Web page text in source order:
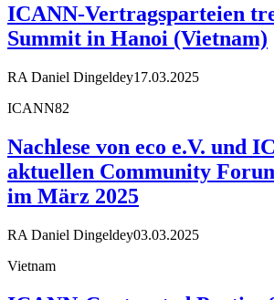
ICANN-Vertragsparteien
Summit in Hanoi (Vietnam)
RA Daniel Dingeldey17.03.2025
ICANN82
Nachlese von eco e.V. und
aktuellen Community
im März 2025
RA Daniel Dingeldey03.03.2025
Vietnam